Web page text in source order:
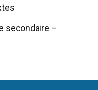
secondaire –